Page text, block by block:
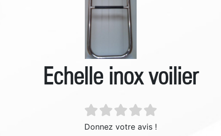
Echelle inox voilier
Donnez votre avis !